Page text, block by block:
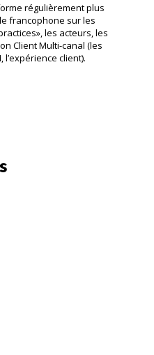
régulièrement plus
francophone sur les
les acteurs, les
Client Multi-canal (les
l’expérience client).